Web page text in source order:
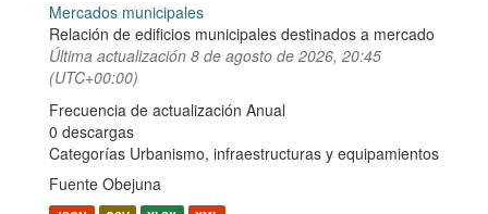
Mercados municipales
Relación de edificios municipales destinados a mercado
Última actualización 8 de agosto de 2026, 20:45
(UTC+00:00)
Frecuencia de actualización Anual
0 descargas
Categorías Urbanismo, infraestructuras y equipamientos
Fuente Obejuna